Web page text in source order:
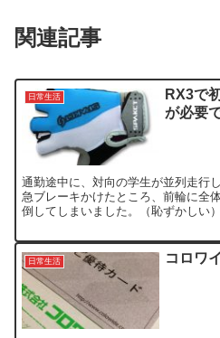
関連記事
日常生活
RX3で
が必要
通勤途中に、対向の学生が並列走行
急ブレーキかけたところ、前輪に全
倒してしまいました。（恥ずかしい
日常生活 コロワ